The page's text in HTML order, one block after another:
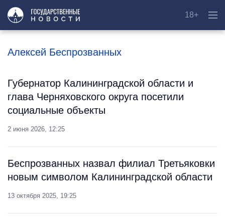
18+
Алексей Беспрозванных
Губернатор Калининградской области и
глава Черняховского округа посетили
социальные объекты
2 июня 2026, 12:25
Беспрозванных назвал филиал Третьяковки
новым символом Калининградской области
13 октября 2025, 19:25